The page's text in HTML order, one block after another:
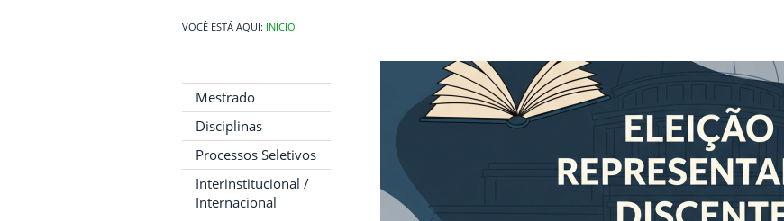
INÍCIO
Mestrado
Disciplinas
Processos Seletivos
Interinstitucional /
Internacional
Previous